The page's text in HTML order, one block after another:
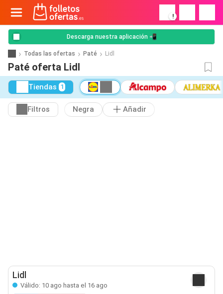
!
Descarga nuestra aplicación 📲
Todas las ofertas Paté Lidl
Paté oferta Lidl
Tiendas 1
Filtros Negra Añadir
Lidl
Válido: 10 ago hasta el 16 ago